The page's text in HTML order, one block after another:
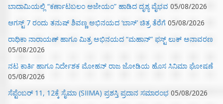
ಬಾದಾಮಿಯಲ್ಲಿ “ಕರ್ಣಾಟಬಲಂ ಅಜೇಯಂ” ಹಾಡಿದ ದೃಶ್ಯ ವೈಭವ 05/08/2026
ಆಗಸ್ಟ್ 7 ರಂದು ತನುಷ್ ಶಿವಣ್ಣ ಅಭಿನಯದ ‘ಬಾಸ್’ ಚಿತ್ರ ತೆರೆಗೆ 05/08/2026
ರಾಧಿಕಾ ನಾರಾಯಣ್ ಹಾಗೂ ಮಿತ್ರ ಅಭಿನಯದ “ಮಹಾನ್” ಫಸ್ಟ್ ಲುಕ್ ಅನಾವರಣ
05/08/2026
ನಟ ಕಾರ್ತಿ ಹಾಗೂ ನಿರ್ದೇಶಕ ಮೋಹನ್ ರಾಜ ಜೋಡಿಯ ಹೊಸ ಸಿನಿಮಾ ಘೋಷಣೆ
05/08/2026
ಸೆಪ್ಟೆಂಬರ್ 11, 12ಕ್ಕೆ ಸೈಮಾ (SIIMA) ಪ್ರಶಸ್ತಿ ಪ್ರದಾನ ಸಮಾರಂಭ 05/08/2026